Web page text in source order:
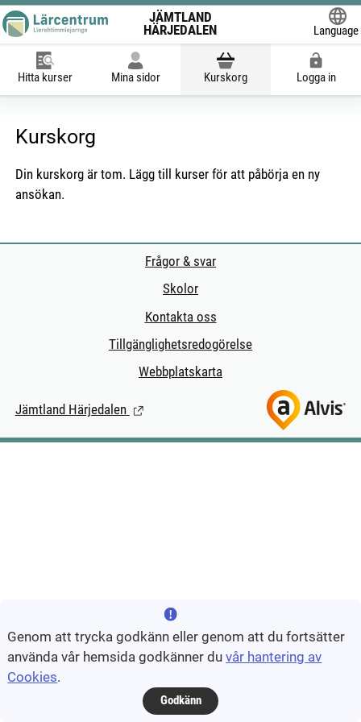
JÄMTLAND
HÄRJEDALEN
Language
Hitta kurser Mina sidor Kurskorg Logga in
Kurskorg
Din kurskorg är tom. Lägg till kurser för att påbörja en ny
ansökan.
Frågor & svar
Skolor
Kontakta oss
Tillgänglighetsredogörelse
Webbplatskarta
Jämtland Härjedalen (Länk till extern sida.)
Genom att trycka godkänn eller genom att du fortsätter
använda vår hemsida godkänner duvår hantering av
Cookies.
Godkänn